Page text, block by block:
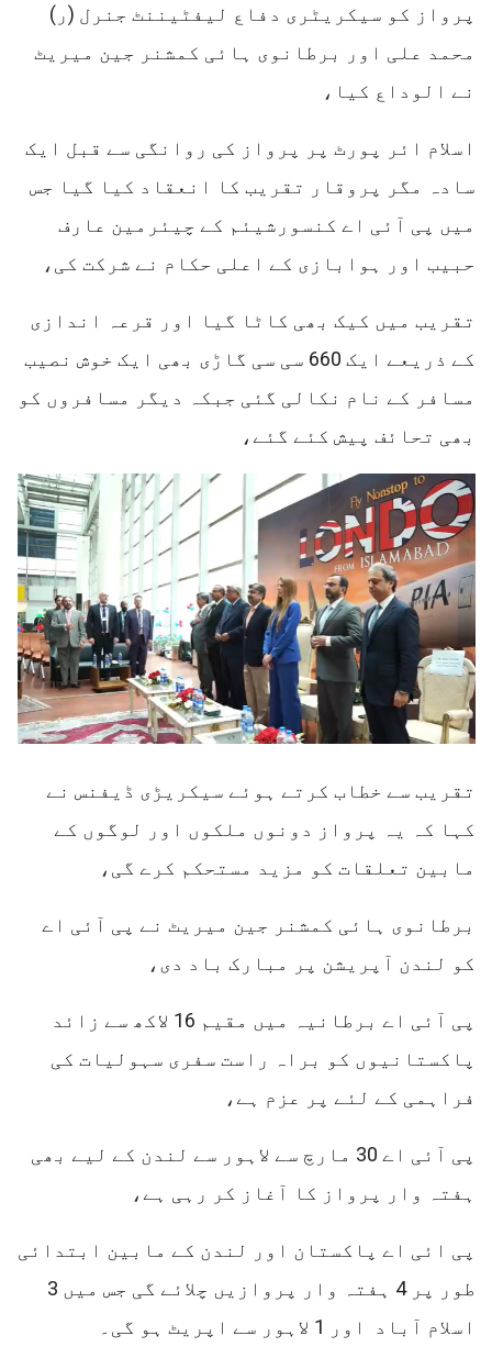
پرواز کو سیکریٹری دفاع لیفٹیننٹ جنرل (ر)
محمد علی اور برطانوی ہائی کمشنر جین میریٹ
نے الوداع کیا،
اسلام ائر پورٹ پر پرواز کی روانگی سے قبل ایک
سادہ مگر پروقار تقریب کا انعقاد کیا گیا جس
میں پی آئی اے کنسورشیئم کے چیئرمین عارف
حبیب اور ہوابازی کے اعلی حکام نے شرکت کی،
تقریب میں کیک بھی کاٹا گیا اور قرعہ اندازی
کے ذریعے ایک 660 سی سی گاڑی بھی ایک خوش نصیب
مسافر کے نام نکالی گئی جبکہ دیگر مسافروں کو
بھی تحائف پیش کئے گئے،
تقریب سے خطاب کرتے ہوئے سیکریڑی ڈیفنس نے
کہا کہ یہ پرواز دونوں ملکوں اور لوگوں کے
مابین تعلقات کو مزید مستحکم کرے گی،
برطانوی ہائی کمشنر جین میریٹ نے پی آئی اے
کو لندن آپریشن پر مبارک باد دی،
پی آئی اے برطانیہ میں مقیم 16 لاکھ سے زائد
پاکستانیوں کو براہ راست سفری سہولیات کی
فراہمی کے لئے پر عزم ہے،
پی آئی اے 30 مارچ سے لاہور سے لندن کے لیے بھی
ہفتہ وار پرواز کا آغاز کر رہی ہے،
پی ائی اے پاکستان اور لندن کے مابین ابتدائی
طور پر 4 ہفتہ وار پروازیں چلائے گی جس میں 3
اسلام آباد اور 1 لاہور سے اپریٹ ہو گی۔